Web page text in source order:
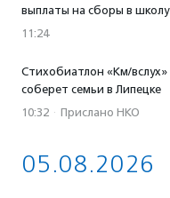
выплаты на сборы в школу
11:24
Стихобиатлон «Км/вслух»
соберет семьи в Липецке
10:32 · Прислано НКО
05.08.2026